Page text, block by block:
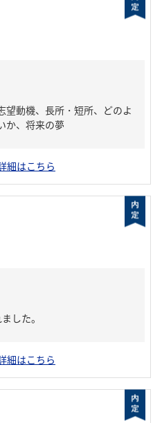
動機、長所・短所、どのよ
か、将来の夢
細はこちら
した。
細はこちら